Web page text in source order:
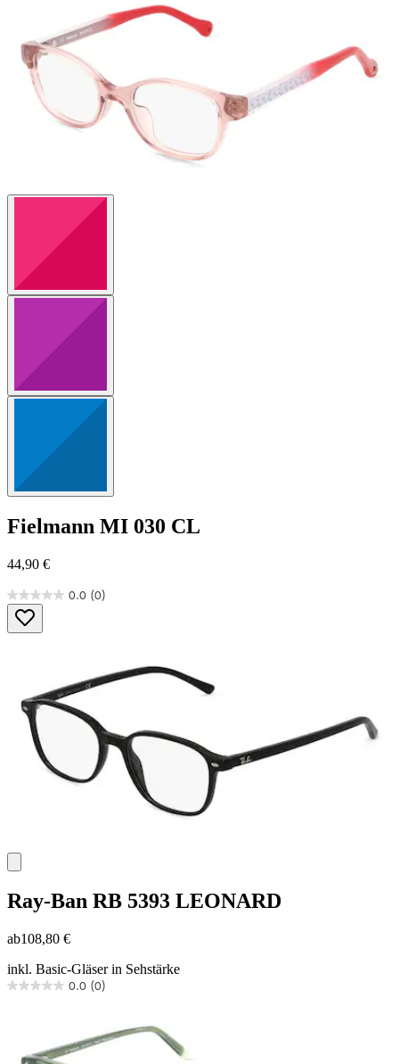
Fielmann MI 030 CL
44,90 €
0.0 (0)
0.0
von
5
Ray-Ban RB 5393 LEONARD
ab108,80 €
inkl. Basic-Gläser in Sehstärke
0.0 (0)
0.0